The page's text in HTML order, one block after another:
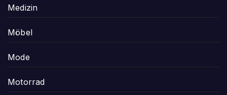
Medizin
Möbel
Mode
Motorrad